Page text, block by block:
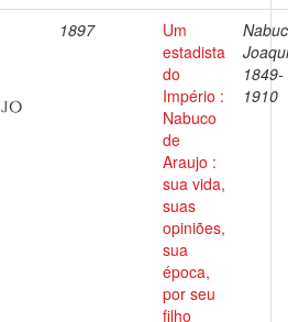
1897
Um
estadista
do
Império :
Nabuco
de
Araujo :
sua vida,
suas
opiniões,
sua
época,
por seu
filho
1849-
1910